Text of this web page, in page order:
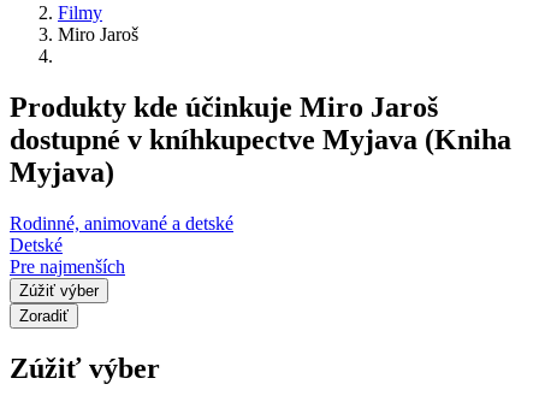
Filmy
Miro Jaroš
Produkty kde účinkuje Miro Jaroš
dostupné v kníhkupectve Myjava (Kniha
Myjava)
Rodinné, animované a detské
Detské
Pre najmenších
Zúžiť výber
Zoradiť
Zúžiť výber